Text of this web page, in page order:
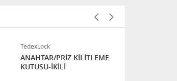
TedexLock
ANAHTAR/PRİZ KİLİTLEME
KUTUSU-İKİLİ